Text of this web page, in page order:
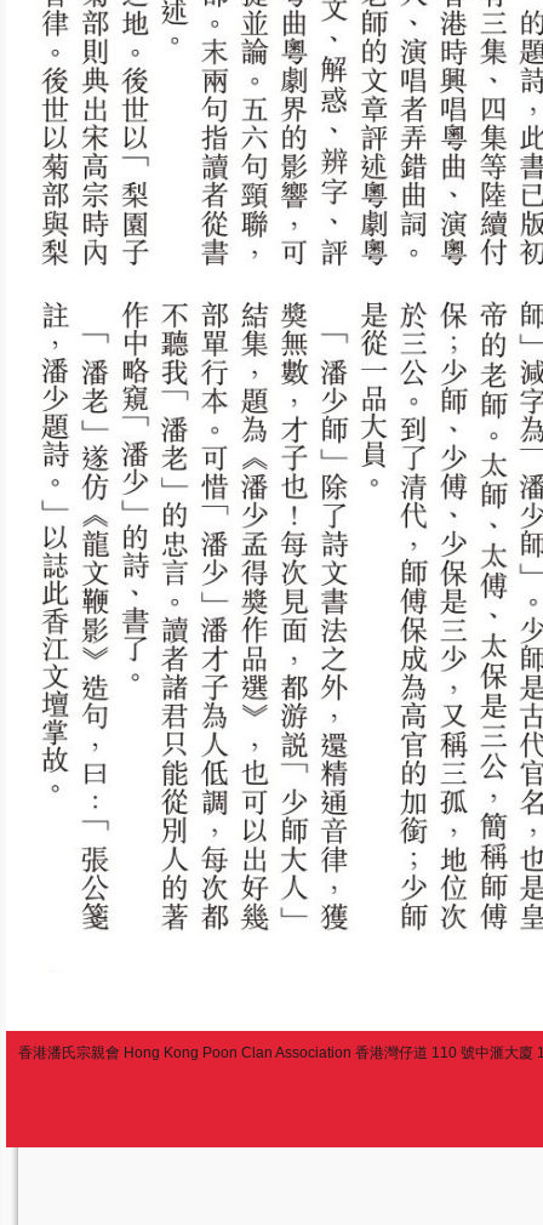
香港潘氏宗親會 Hong Kong Poon Clan Association 香港灣仔道 110 號中滙大廈